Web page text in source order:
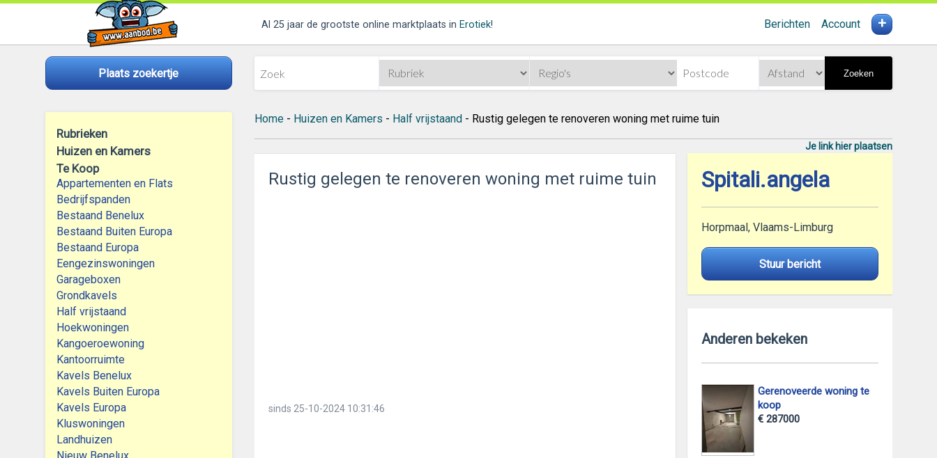
Al 25 jaar de grootste online marktplaats in Erotiek! Berichten Account +
Plaats zoekertje Zoeken
Rubrieken
Huizen en Kamers
Te Koop
Appartementen en Flats
Bedrijfspanden
Bestaand Benelux
Bestaand Buiten Europa
Bestaand Europa
Eengezinswoningen
Garageboxen
Grondkavels
Half vrijstaand
Hoekwoningen
Kangoeroewoning
Kantoorruimte
Kavels Benelux
Kavels Buiten Europa
Kavels Europa
Kluswoningen
Landhuizen
Home- Huizen en Kamers - Half vrijstaand- Rustig gelegen te renoveren woning met ruime tuin
Je link hier plaatsen
Rustig gelegen te renoveren woning met ruime tuin
sinds 25-10-2024 10:31:46
Spitali.angela
Horpmaal, Vlaams-Limburg
Stuur bericht
Anderen bekeken
Gerenoveerde woning te
koop
€ 287000